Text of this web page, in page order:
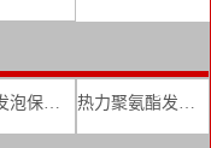
聚氨酯发泡保温钢管价格 热力聚氨酯发泡直埋保温钢管